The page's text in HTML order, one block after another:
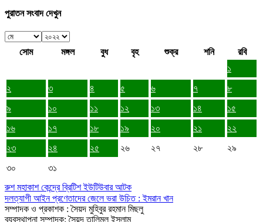
পুরাতন সংবাদ দেখুন
সোম মঙ্গল বুধ বৃহ শুক্র শনি
রবি
১
২
৩ ৪ ৫ ৬ ৭
৮
৯
১০ ১১ ১২ ১৩ ১৪
১৫
১৬
১৭ ১৮ ১৯ ২০ ২১
২২
২৩
২৪ ২৫ ২৬ ২৭ ২৮
২৯
৩০
৩১
রুশ মহাকাশ কেন্দ্রে ব্রিটিশ ইউটিউবার আটক
দলত্যাগী আইন প্রণেতাদের জেলে ভরা উচিত : ইমরান খান
সম্পাদক ও প্রকাশক : সৈয়দ মুহিবুর রহমান মিছলু
ব্যবস্থাপনা সম্পাদক: সৈয়দ তালিমুল ইসলাম